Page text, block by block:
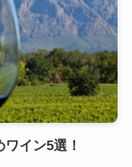
イン5選！